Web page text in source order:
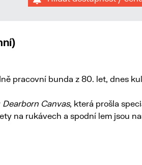
pracovní bunda z 80. let, dnes
Dearborn Canvas, která prošla
na rukávech a spodní lem jsou